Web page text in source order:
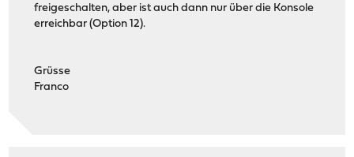
freigeschalten, aber ist auch dann nur über die Konsole
erreichbar (Option 12).
Grüsse
Franco